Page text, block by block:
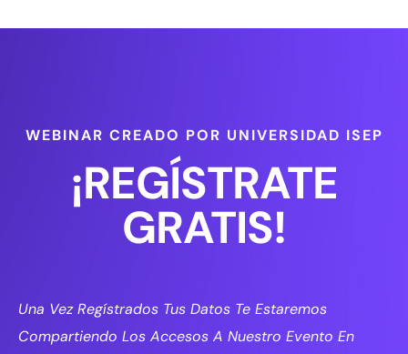
WEBINAR CREADO POR UNIVERSIDAD ISEP
¡REGÍSTRATE
GRATIS!
Una Vez Regístrados Tus Datos Te Estaremos
Compartiendo Los Accesos A Nuestro Evento En